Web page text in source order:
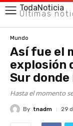
TodaNoticia
Últimas
Mundo
Así fue el
explosión
Sur
Hasta el momento
By tnadm 29